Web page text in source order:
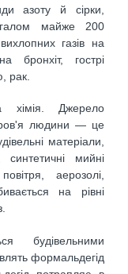
азоту й сірки,
майже 200
газів на
бронхіт, гострі
рак.
хімія. Джерело
людини — це
матеріали,
мийні
аерозолі,
на рівні
будівельними
формальдегід